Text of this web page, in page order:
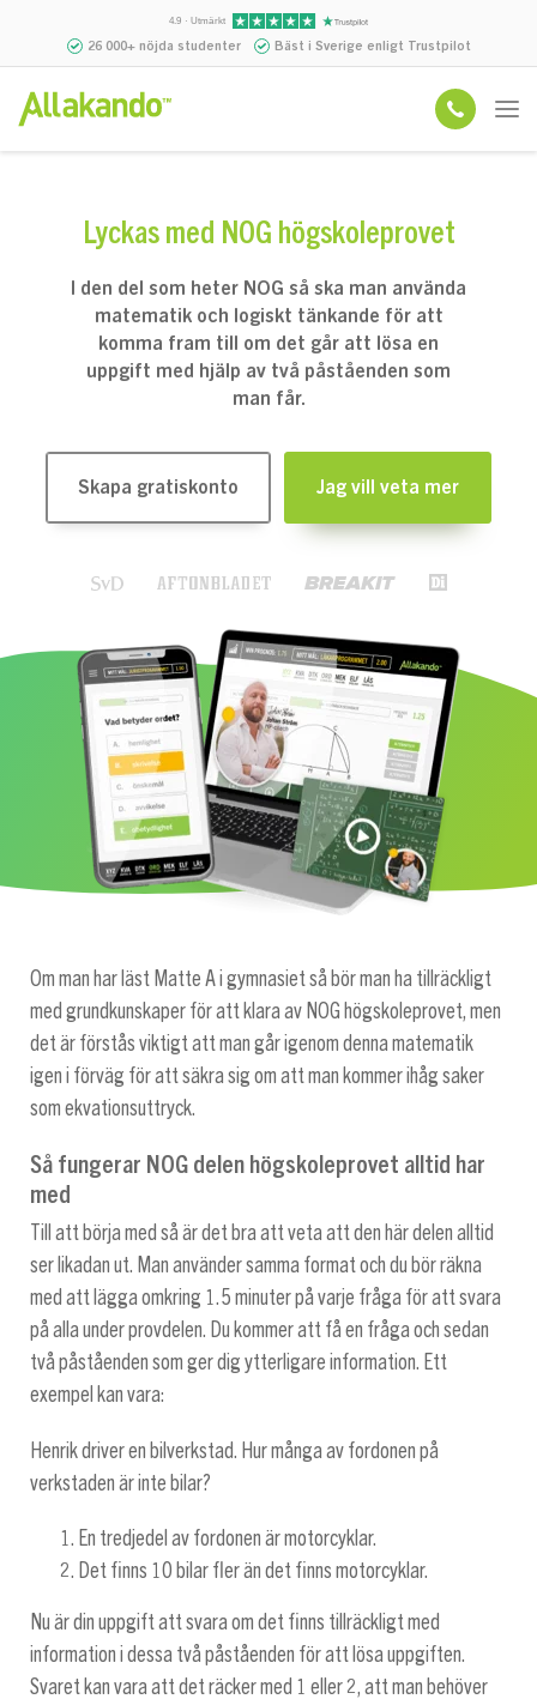
4.9 · Utmärkt
26 000+ nöjda studenter Bäst i Sverige enligt Trustpilot
Lyckas med NOG högskoleprovet
I den del som heter NOG så ska man använda
matematik och logiskt tänkande för att
komma fram till om det går att lösa en
uppgift med hjälp av två påståenden som
man får.
Skapa gratiskonto Jag vill veta mer
Om man har läst Matte A i gymnasiet så bör man ha tillräckligt
med grundkunskaper för att klara av NOG högskoleprovet, men
det är förstås viktigt att man går igenom denna matematik
igen i förväg för att säkra sig om att man kommer ihåg saker
som ekvationsuttryck.
Så fungerar NOG delen högskoleprovet alltid har
med
Till att börja med så är det bra att veta att den här delen alltid
ser likadan ut. Man använder samma format och du bör räkna
med att lägga omkring 1.5 minuter på varje fråga för att svara
på alla under provdelen. Du kommer att få en fråga och sedan
två påståenden som ger dig ytterligare information. Ett
exempel kan vara:
Henrik driver en bilverkstad. Hur många av fordonen på
verkstaden är inte bilar?
En tredjedel av fordonen är motorcyklar.
Det finns 10 bilar fler än det finns motorcyklar.
Nu är din uppgift att svara om det finns tillräckligt med
information i dessa två påståenden för att lösa uppgiften.
Svaret kan vara att det räcker med 1 eller 2, att man behöver